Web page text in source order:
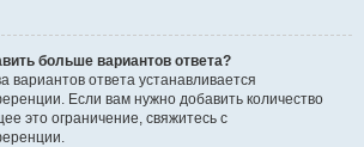
больше вариантов ответа?
вариантов ответа устанавливается
Если вам нужно добавить количество
это ограничение, свяжитесь с